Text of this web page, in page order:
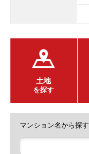
土地
を探す
マンション名から探す